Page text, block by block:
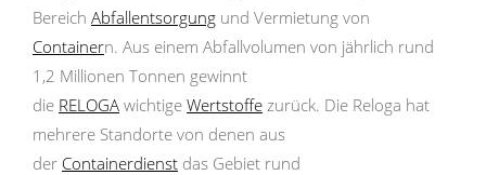
Bereich Abfallentsorgung und Vermietung von
Containern. Aus einem Abfallvolumen von jährlich rund
1,2 Millionen Tonnen gewinnt
die RELOGA wichtige Wertstoffe zurück. Die Reloga hat
mehrere Standorte von denen aus
der Containerdienst das Gebiet rund